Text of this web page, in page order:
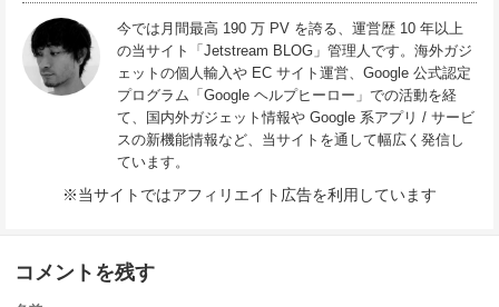
今では月間最高 190 万 PV を誇る、運営歴 10 年以上
の当サイト「Jetstream BLOG」管理人です。海外ガジ
ェットの個人輸入や EC サイト運営、Google 公式認定
プログラム「Google ヘルプヒーロー」での活動を経
て、国内外ガジェット情報や Google 系アプリ / サービ
スの新機能情報など、当サイトを通して幅広く発信し
ています。
※当サイトではアフィリエイト広告を利用しています
コメントを残す